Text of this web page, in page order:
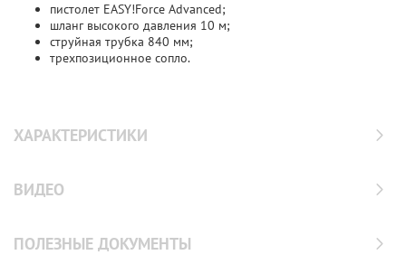
пистолет EASY!Force Advanced;
шланг высокого давления 10 м;
струйная трубка 840 мм;
трехпозиционное сопло.
ХАРАКТЕРИСТИКИ
ВИДЕО
ПОЛЕЗНЫЕ ДОКУМЕНТЫ